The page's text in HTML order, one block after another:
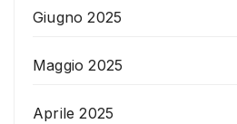
Giugno 2025
Maggio 2025
Aprile 2025